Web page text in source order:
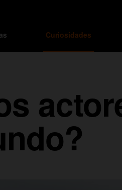
Curiosidades